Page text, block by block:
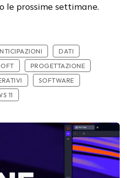
le prossime settimane.
DATI
PROGETTAZIONE
SOFTWARE
11